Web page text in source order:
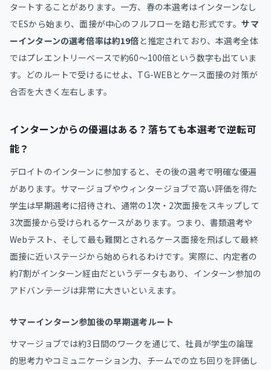
タートすることがあります。一方、春の本選考はインターンなし
でESから始まり、面接が中心のフルフローを踏む形式です。サマ
ーインターンの選考倍率は約19倍と推定されており、本選考全体
ではプレエントリーベースで約60〜100倍という数字も出ていま
す。どのルートで受けるにせよ、TG-WEBとケース面接の対策が
合否を大きく左右します。
インターンからの優遍はある？落ちても本選考で逆転可
能？
デロイトのインターンに参加すると、その後の選考で明確な優遍
があります。サマージョブやウィンタージョブで高い評価を得た
学生は早期選考に招待され、通常の1次・2次面接をスキップして
3次面接から受けられるケースがあります。つまり、書類選考や
Webテスト、そして最も難関とされるケース面接を飛ばして最終
面接に近いステージから始められるわけです。実際に、内定者の
約7割がインターン経由だというデータもあり、インターン参加の
アドバンテージは非常に大きいといえます。
サマーインターン参加後の早期選考ルート
サマージョブでは約3日間のワークを通じて、社員が学生の論理
的思考力やコミュニケーション力、チームでの立ち回りを評価し